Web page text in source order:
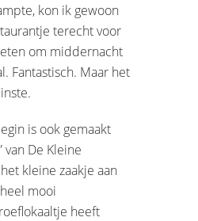
kon ik gewoon
terecht voor
om middernacht
Fantastisch. Maar het
is ook gemaakt
van De Kleine
kleine zaakje aan
mooi
heeft